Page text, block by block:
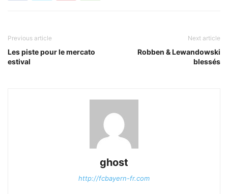
Previous article
Les piste pour le mercato
estival
Next article
Robben & Lewandowski
blessés
ghost
http://fcbayern-fr.com